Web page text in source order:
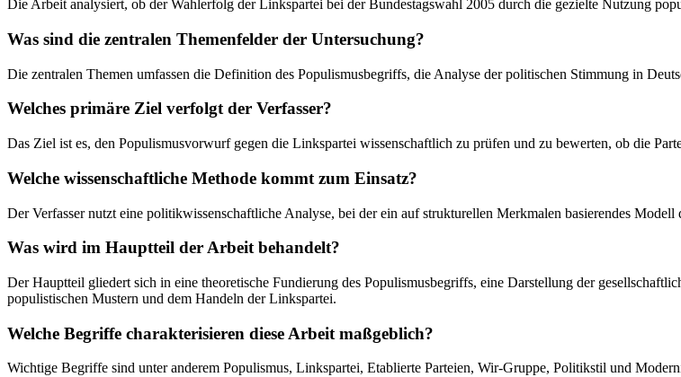
Die Arbeit analysiert, ob der Wahlerfolg der Linkspartei bei der Bundestagswahl 2005 durch die gezielte Nutzung
Was sind die zentralen Themenfelder der Untersuchung?
Die zentralen Themen umfassen die Definition des Populismusbegriffs, die Analyse der politischen Stimmung in
Welches primäre Ziel verfolgt der Verfasser?
Das Ziel ist es, den Populismusvorwurf gegen die Linkspartei wissenschaftlich zu prüfen und zu bewerten, ob die
Welche wissenschaftliche Methode kommt zum Einsatz?
Der Verfasser nutzt eine politikwissenschaftliche Analyse, bei der ein auf strukturellen Merkmalen basierendes
Was wird im Hauptteil der Arbeit behandelt?
Der Hauptteil gliedert sich in eine theoretische Fundierung des Populismusbegriffs, eine Darstellung der
populistischen Mustern und dem Handeln der Linkspartei.
Welche Begriffe charakterisieren diese Arbeit maßgeblich?
Wichtige Begriffe sind unter anderem Populismus, Linkspartei, Etablierte Parteien, Wir-Gruppe, Politikstil und